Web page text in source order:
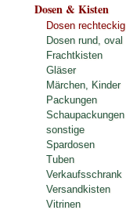
Dosen & Kisten
Dosen rechteckig
Dosen rund, oval
Frachtkisten
Gläser
Märchen, Kinder
Packungen
Schaupackungen
sonstige
Spardosen
Tuben
Verkaufsschrank
Versandkisten
Vitrinen